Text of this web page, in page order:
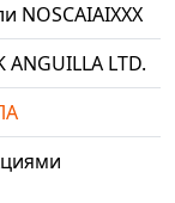
NOSCAIAIXXX
ANGUILLA LTD.